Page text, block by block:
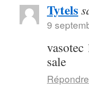
Tytels
9
vasotec
sale
Répondre